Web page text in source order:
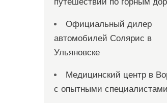
Официальный дилер
автомобилей Солярис в
Ульяновске
Медицинский центр в
с опытными специалистами